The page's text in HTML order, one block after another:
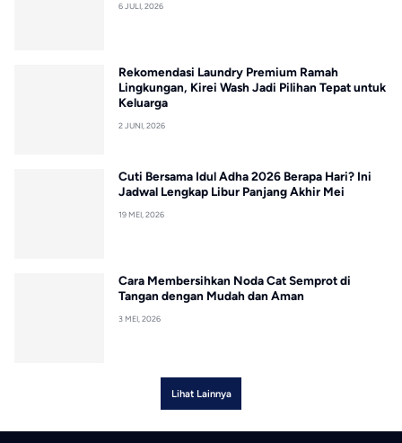
6 JULI, 2026
Rekomendasi Laundry Premium Ramah
Lingkungan, Kirei Wash Jadi Pilihan Tepat untuk
Keluarga
2 JUNI, 2026
Cuti Bersama Idul Adha 2026 Berapa Hari? Ini
Jadwal Lengkap Libur Panjang Akhir Mei
19 MEI, 2026
Cara Membersihkan Noda Cat Semprot di
Tangan dengan Mudah dan Aman
3 MEI, 2026
Lihat Lainnya